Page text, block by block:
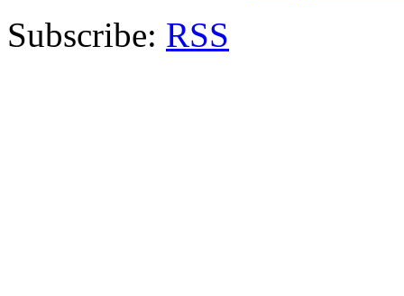
Subscribe: RSS